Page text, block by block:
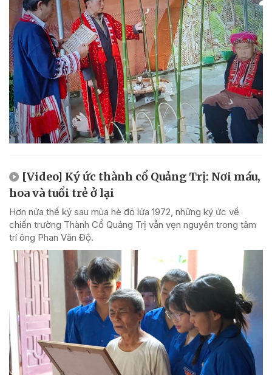
[Video] Ký ức thành cổ Quảng Trị: Nơi máu,
hoa và tuổi trẻ ở lại
Hơn nửa thế kỷ sau mùa hè đỏ lửa 1972, những ký ức về
chiến trường Thành Cổ Quảng Trị vẫn vẹn nguyên trong tâm
trí ông Phan Văn Độ.